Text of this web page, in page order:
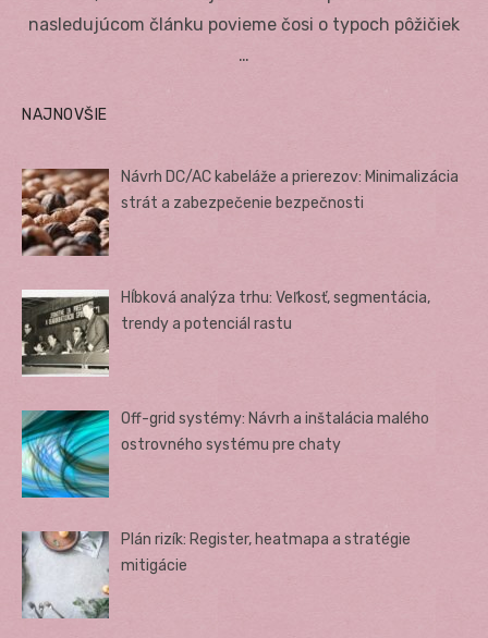
nasledujúcom článku povieme čosi o typoch pôžičiek
…
NAJNOVŠIE
Návrh DC/AC kabeláže a prierezov: Minimalizácia
strát a zabezpečenie bezpečnosti
Hĺbková analýza trhu: Veľkosť, segmentácia,
trendy a potenciál rastu
Off-grid systémy: Návrh a inštalácia malého
ostrovného systému pre chaty
Plán rizík: Register, heatmapa a stratégie
mitigácie